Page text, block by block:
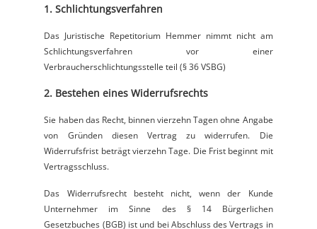
1. Schlichtungsverfahren
Das Juristische Repetitorium Hemmer nimmt nicht am
Schlichtungsverfahren vor einer
Verbraucherschlichtungsstelle teil (§ 36 VSBG)
2. Bestehen eines Widerrufsrechts
Sie haben das Recht, binnen vierzehn Tagen ohne Angabe
von Gründen diesen Vertrag zu widerrufen. Die
Widerrufsfrist beträgt vierzehn Tage. Die Frist beginnt mit
Vertragsschluss.
Das Widerrufsrecht besteht nicht, wenn der Kunde
Unternehmer im Sinne des § 14 Bürgerlichen
Gesetzbuches (BGB) ist und bei Abschluss des Vertrags in
Rostock
Saarbrücken
Tübingen
Wiesbaden